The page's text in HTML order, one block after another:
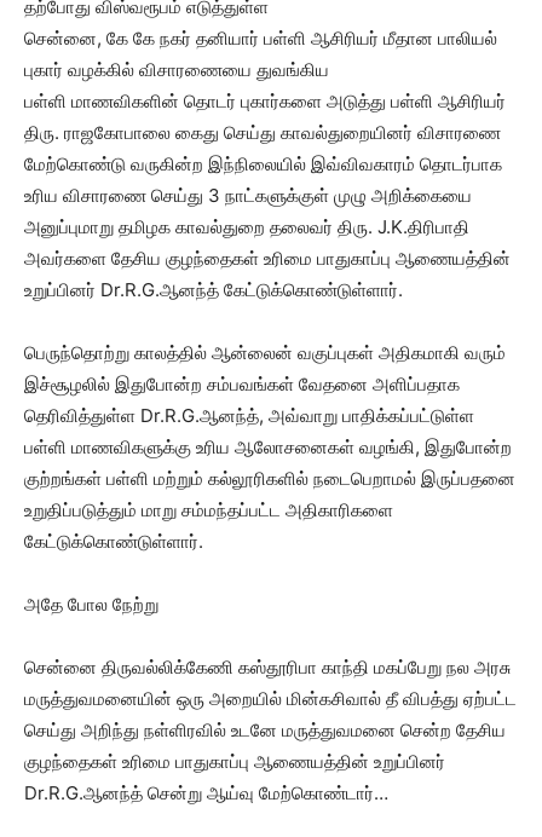
தற்போது விஸ்வரூபம் எடுத்துள்ள
சென்னை, கே கே நகர் தனியார் பள்ளி ஆசிரியர் மீதான பாலியல்
புகார் வழக்கில் விசாரணையை துவங்கிய
பள்ளி மாணவிகளின் தொடர் புகார்களை அடுத்து பள்ளி ஆசிரியர்
திரு. ராஜகோபாலை கைது செய்து காவல்துறையினர் விசாரணை
மேற்கொண்டு வருகின்ற இந்நிலையில் இவ்விவகாரம் தொடர்பாக
உரிய விசாரணை செய்து 3 நாட்களுக்குள் முழு அறிக்கையை
அனுப்புமாறு தமிழக காவல்துறை தலைவர் திரு. J.K.திரிபாதி
அவர்களை தேசிய குழந்தைகள் உரிமை பாதுகாப்பு ஆணையத்தின்
உறுப்பினர் Dr.R.G.ஆனந்த் கேட்டுக்கொண்டுள்ளார்.
பெருந்தொற்று காலத்தில் ஆன்லைன் வகுப்புகள் அதிகமாகி வரும்
இச்சூழலில் இதுபோன்ற சம்பவங்கள் வேதனை அளிப்பதாக
தெரிவித்துள்ள Dr.R.G.ஆனந்த், அவ்வாறு பாதிக்கப்பட்டுள்ள
பள்ளி மாணவிகளுக்கு உரிய ஆலோசனைகள் வழங்கி, இதுபோன்ற
குற்றங்கள் பள்ளி மற்றும் கல்லூரிகளில் நடைபெறாமல் இருப்பதனை
உறுதிப்படுத்தும் மாறு சம்மந்தப்பட்ட அதிகாரிகளை
கேட்டுக்கொண்டுள்ளார்.
அதே போல நேற்று
சென்னை திருவல்லிக்கேணி கஸ்தூரிபா காந்தி மகப்பேறு நல அரசு
மருத்துவமனையின் ஒரு அறையில் மின்கசிவால் தீ விபத்து ஏற்பட்ட
செய்து அறிந்து நள்ளிரவில் உடனே மருத்துவமனை சென்ற தேசிய
குழந்தைகள் உரிமை பாதுகாப்பு ஆணையத்தின் உறுப்பினர்
Dr.R.G.ஆனந்த் சென்று ஆய்வு மேற்கொண்டார்…